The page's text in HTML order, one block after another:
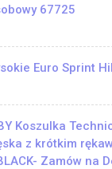
67725
Euro Sprint
Koszulka
z krótkim
Zamów na